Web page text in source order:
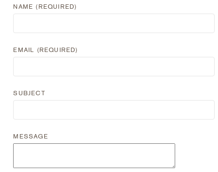
NAME (REQUIRED)
EMAIL (REQUIRED)
SUBJECT
MESSAGE